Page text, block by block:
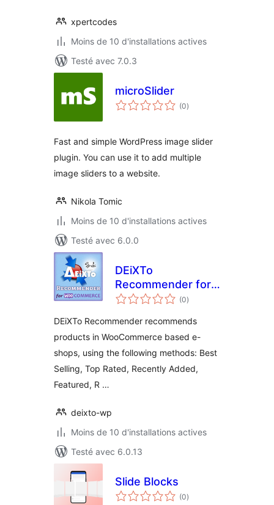
xpertcodes
Moins de 10 d'installations actives
Testé avec 7.0.3
microSlider
(0notes
en
)
Fast and simple WordPress image slider
plugin. You can use it to add multiple
image sliders to a website.
Nikola Tomic
Moins de 10 d'installations actives
Testé avec 6.0.0
DEiXTo
Recommender for
WooCommerce
(0notes
en
)
DEiXTo Recommender recommends
products in WooCommerce based e-
shops, using the following methods: Best
Selling, Top Rated, Recently Added,
Featured, R …
deixto-wp
Moins de 10 d'installations actives
Testé avec 6.0.13
Slide Blocks
(0notes
en
)